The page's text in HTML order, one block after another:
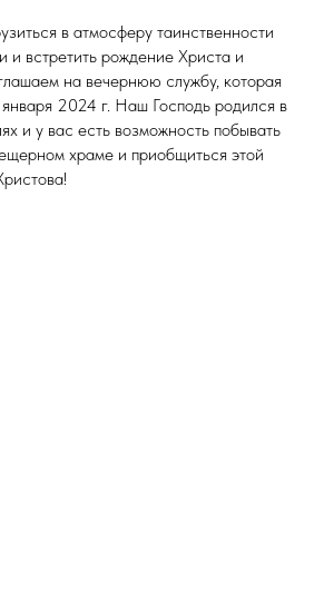
в атмосферу таинственности
и встретить рождение Христа и
на вечернюю службу, которая
2024 г. Наш Господь родился в
и у вас есть возможность побывать
храме и приобщиться этой